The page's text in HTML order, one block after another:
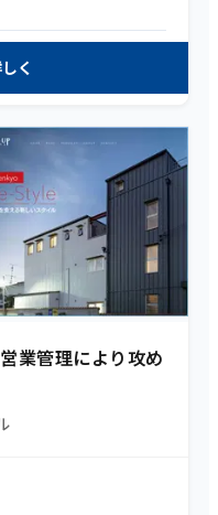
く
業管理により攻め